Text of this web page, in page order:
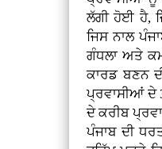
ਲੱਗੀ ਹੋਈ ਹੈ,
ਜਿਸ ਨਾਲ
ਗੰਧਲਾ ਅਤੇ
ਕਾਰਡ ਬਣਨ
ਪ੍ਰਵਾਸੀਆਂ ਦੇ
ਦੇ ਕਰੀਬ
ਪੰਜਾਬ ਦੀ